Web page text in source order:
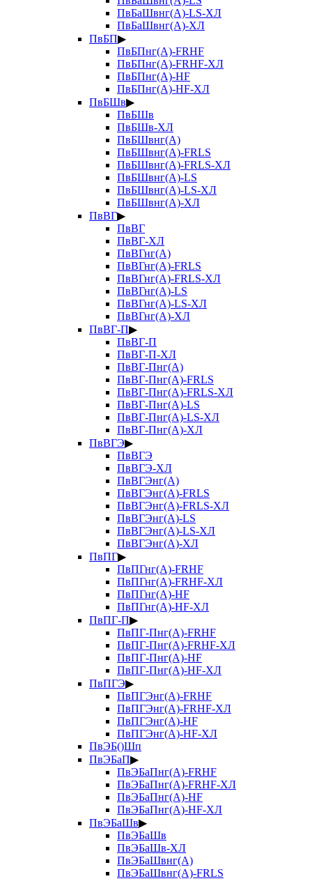
ПвБаШвнг(А)-LS-ХЛ
ПвБаШвнг(А)-ХЛ
ПвБП▶
ПвБПнг(А)-FRHF
ПвБПнг(А)-FRHF-ХЛ
ПвБПнг(А)-HF
ПвБПнг(А)-HF-ХЛ
ПвБШв▶
ПвБШв
ПвБШв-ХЛ
ПвБШвнг(А)
ПвБШвнг(А)-FRLS
ПвБШвнг(А)-FRLS-ХЛ
ПвБШвнг(А)-LS
ПвБШвнг(А)-LS-ХЛ
ПвБШвнг(А)-ХЛ
ПвВГ▶
ПвВГ
ПвВГ-ХЛ
ПвВГнг(А)
ПвВГнг(А)-FRLS
ПвВГнг(А)-FRLS-ХЛ
ПвВГнг(А)-LS
ПвВГнг(А)-LS-ХЛ
ПвВГнг(А)-ХЛ
ПвВГ-П▶
ПвВГ-П
ПвВГ-П-ХЛ
ПвВГ-Пнг(А)
ПвВГ-Пнг(А)-FRLS
ПвВГ-Пнг(А)-FRLS-ХЛ
ПвВГ-Пнг(А)-LS
ПвВГ-Пнг(А)-LS-ХЛ
ПвВГ-Пнг(А)-ХЛ
ПвВГЭ▶
ПвВГЭ
ПвВГЭ-ХЛ
ПвВГЭнг(А)
ПвВГЭнг(А)-FRLS
ПвВГЭнг(А)-FRLS-ХЛ
ПвВГЭнг(А)-LS
ПвВГЭнг(А)-LS-ХЛ
ПвВГЭнг(А)-ХЛ
ПвПГ▶
ПвПГнг(А)-FRHF
ПвПГнг(А)-FRHF-ХЛ
ПвПГнг(А)-HF
ПвПГнг(А)-HF-ХЛ
ПвПГ-П▶
ПвПГ-Пнг(А)-FRHF
ПвПГ-Пнг(А)-FRHF-ХЛ
ПвПГ-Пнг(А)-HF
ПвПГ-Пнг(А)-HF-ХЛ
ПвПГЭ▶
ПвПГЭнг(А)-FRHF
ПвПГЭнг(А)-FRHF-ХЛ
ПвПГЭнг(А)-HF
ПвПГЭнг(А)-HF-ХЛ
ПвЭБ()Шп
ПвЭБаП▶
ПвЭБаПнг(А)-FRHF
ПвЭБаПнг(А)-FRHF-ХЛ
ПвЭБаПнг(А)-HF
ПвЭБаПнг(А)-HF-ХЛ
ПвЭБаШв▶
ПвЭБаШв
ПвЭБаШв-ХЛ
ПвЭБаШвнг(А)
ПвЭБаШвнг(А)-FRLS